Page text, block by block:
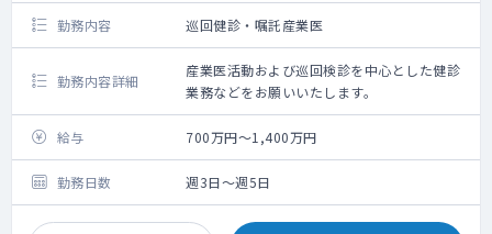
勤務内容 巡回健診・嘱託産業医
勤務内容詳細
産業医活動および巡回検診を中心とした健診
業務などをお願いいたします。
給与 700万円～1,400万円
勤務日数 週3日～週5日